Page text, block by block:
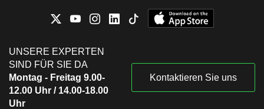
UNSERE EXPERTEN
SIND FÜR SIE DA
Montag - Freitag 9.00-
12.00 Uhr / 14.00-18.00
Uhr
Kontaktieren Sie uns